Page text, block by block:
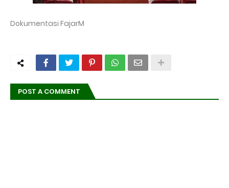
Dokumentasi FajarM
POST A COMMENT